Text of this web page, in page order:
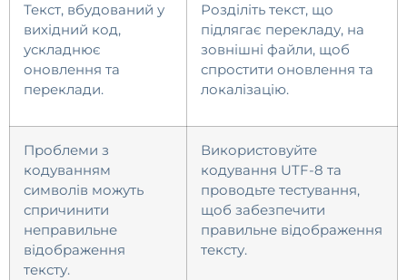
Текст, вбудований у
вихідний код,
ускладнює
оновлення та
переклади.
Розділіть текст, що
підлягає перекладу, на
зовнішні файли, щоб
спростити оновлення та
локалізацію.
Проблеми з
кодуванням
символів можуть
спричинити
неправильне
відображення
тексту.
Використовуйте
кодування UTF-8 та
проводьте тестування,
щоб забезпечити
правильне відображення
тексту.